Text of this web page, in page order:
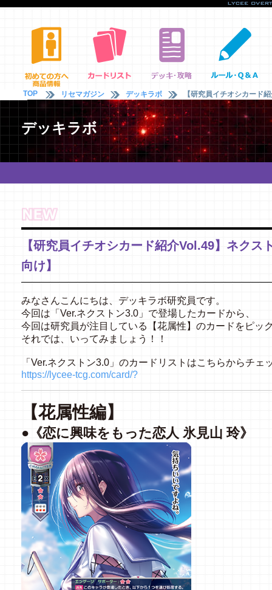
TOP リセマガジン デッキラボ 【研究員イチオシカード
デッキラボ
【研究員イチオシカード紹介Vol.49】ネクス
向け】
みなさんこんにちは、デッキラボ研究員です。
今回は「Ver.ネクストン3.0」で登場したカードから、
今回は研究員が注目している【花属性】のカードをピッ
それでは、いってみましょう！！
「Ver.ネクストン3.0」のカードリストはこちらからチェ
https://lycee-tcg.com/card/?
【花属性編】
●《恋に興味をもった恋人 氷見山 玲》